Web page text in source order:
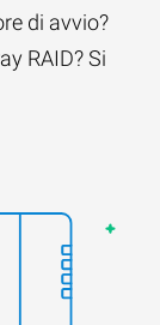
di avvio?
RAID? Si